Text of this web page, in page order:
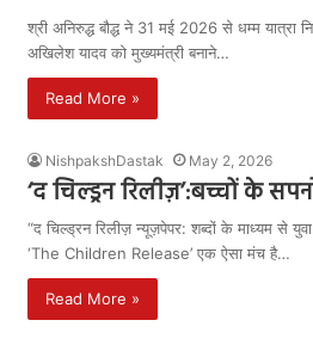
श्री अनिरुद्ध बौद्ध ने 31 मई 2026 से धम्म यात्रा
अखिलेश यादव को मुख्यमंत्री बनाने…
Read More »
NishpakshDastak May 2, 2026
‘द चिल्ड्रन रिलीज़’:बच्चों के
“द चिल्ड्रन रिलीज़ न्यूज़पेपर: शब्दों के माध्यम से
‘The Children Release’ एक ऐसा मंच है…
Read More »